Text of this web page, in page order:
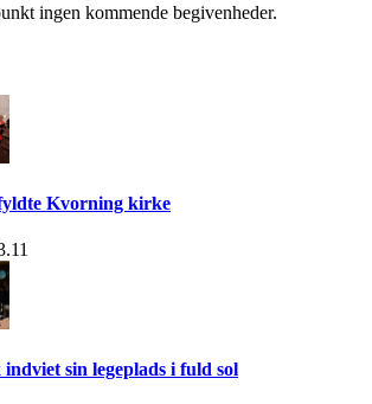
ingen kommende begivenheder.
Kvorning kirke
sin legeplads i fuld sol